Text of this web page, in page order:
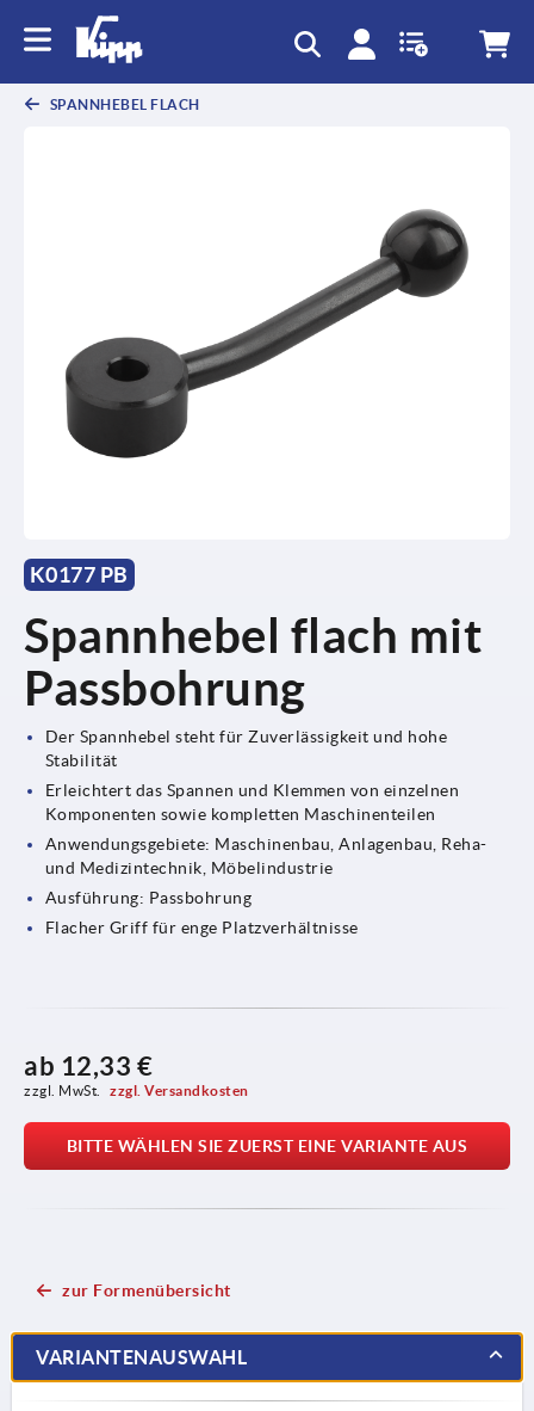
SPANNHEBEL FLACH
K0177 PB
Spannhebel flach mit
Passbohrung
Der Spannhebel steht für Zuverlässigkeit und hohe
Stabilität
Erleichtert das Spannen und Klemmen von einzelnen
Komponenten sowie kompletten Maschinenteilen
Anwendungsgebiete: Maschinenbau, Anlagenbau, Reha-
und Medizintechnik, Möbelindustrie
Ausführung: Passbohrung
Flacher Griff für enge Platzverhältnisse
ab 12,33 €
zzgl. MwSt. zzgl. Versandkosten
BITTE WÄHLEN SIE ZUERST EINE VARIANTE AUS
zur Formenübersicht
VARIANTENAUSWAHL